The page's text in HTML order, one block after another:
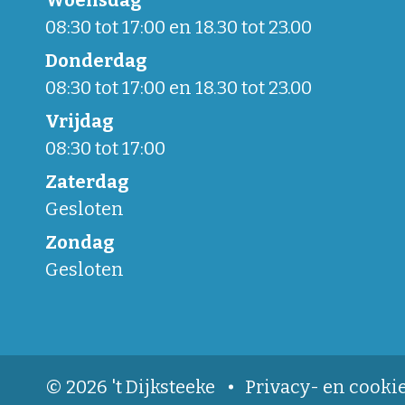
08:30 tot 17:00 en 18.30 tot 23.00
Donderdag
08:30 tot 17:00 en 18.30 tot 23.00
Vrijdag
08:30 tot 17:00
Zaterdag
Gesloten
Zondag
Gesloten
© 2026 't Dijksteeke Privacy- en